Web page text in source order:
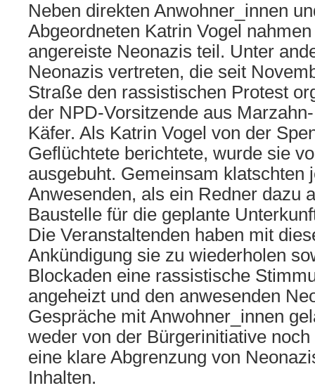
Neben direkten Anwohner_innen
Abgeordneten Katrin Vogel
angereiste Neonazis teil. Unter
Neonazis vertreten, die seit
Straße den rassistischen Protest
der NPD-Vorsitzende aus
Käfer. Als Katrin Vogel von der
Geflüchtete berichtete, wurde sie
ausgebuht. Gemeinsam klatschten
Anwesenden, als ein Redner dazu
Baustelle für die geplante
Die Veranstaltenden haben mit
Ankündigung sie zu wiederholen
Blockaden eine rassistische
angeheizt und den anwesenden
Gespräche mit Anwohner_innen
weder von der Bürgerinitiative
eine klare Abgrenzung von
Inhalten.